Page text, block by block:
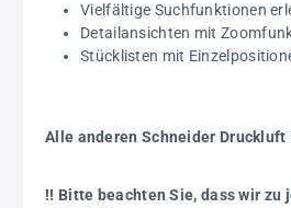
Vielfältige Suchfunktionen
Detailansichten mit
Stücklisten mit
Alle anderen Schneider
!! Bitte beachten Sie, dass wir